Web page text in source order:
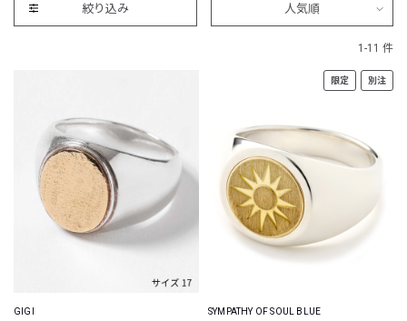
絞り込み 人気順
1-11 件
GIGI
限定 別注
SYMPATHY OF SOUL BLUE